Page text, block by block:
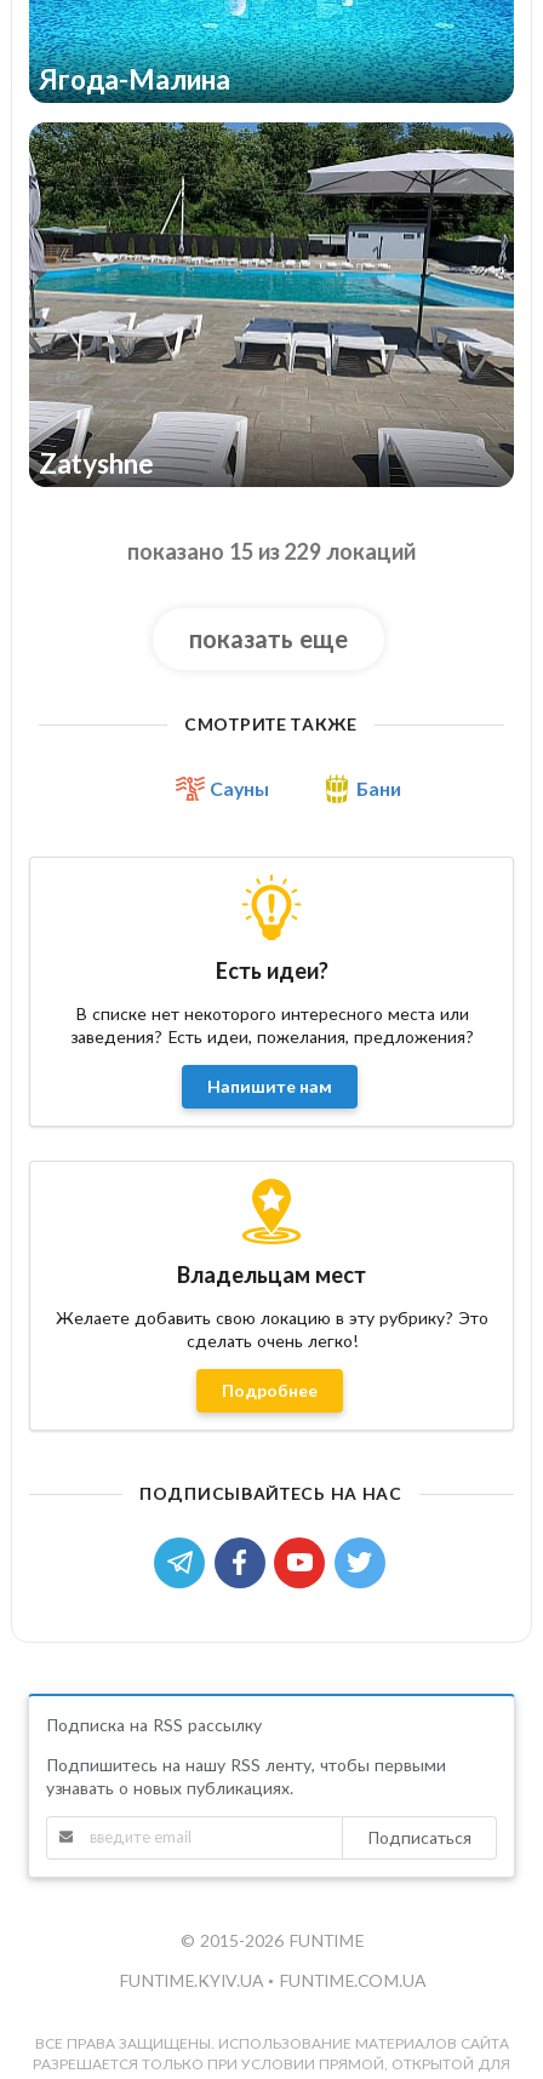
Ягода-Малина
Zatyshne
показано 15 из 229 локаций
показать еще
СМОТРИТЕ ТАКЖЕ
Сауны Бани
Есть идеи?
В списке нет некоторого интересного места или
заведения? Есть идеи, пожелания, предложения?
Напишите нам
Владельцам мест
Желаете добавить свою локацию в эту рубрику? Это
сделать очень легко!
Подробнее
ПОДПИСЫВАЙТЕСЬ НА НАС
Подписка на RSS рассылку
Подпишитесь на нашу RSS ленту, чтобы первыми
узнавать о новых публикациях.
Подписаться
© 2015-2026 FUNTIME
FUNTIME.KYIV.UA • FUNTIME.COM.UA
ВСЕ ПРАВА ЗАЩИЩЕНЫ. ИСПОЛЬЗОВАНИЕ МАТЕРИАЛОВ САЙТА
РАЗРЕШАЕТСЯ ТОЛЬКО ПРИ УСЛОВИИ ПРЯМОЙ, ОТКРЫТОЙ ДЛЯ